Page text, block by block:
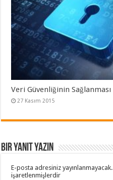
Veri Güvenliğinin Sağlanması
27 Kasım 2015
Bir yanıt yazın
E-posta adresiniz yayınlanmayacak.
işaretlenmişlerdir